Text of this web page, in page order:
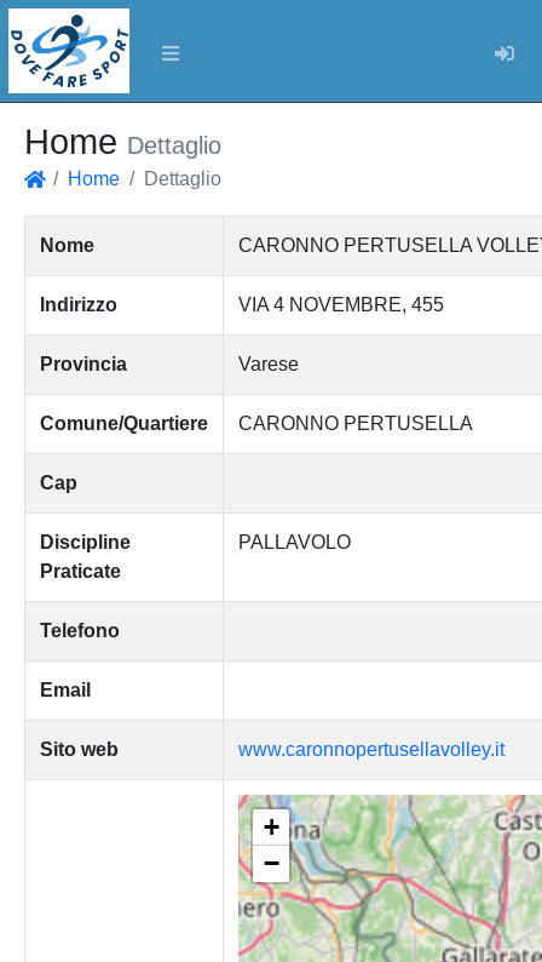
Home Dettaglio
Home Dettaglio
Nome CARONNO PERTUSELLA
Indirizzo VIA 4 NOVEMBRE, 455
Provincia Varese
Comune/Quartiere CARONNO PERTUSELLA
Cap
Discipline
Praticate
PALLAVOLO
Telefono
Email
Sito web www.caronnopertusellavolley.it
+
−